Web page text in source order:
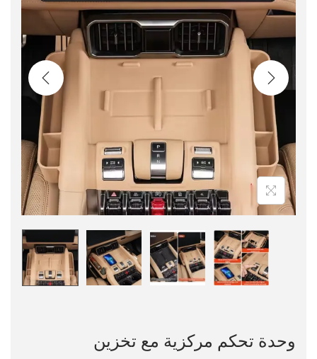
وحدة تحكم مركزية مع تخزين